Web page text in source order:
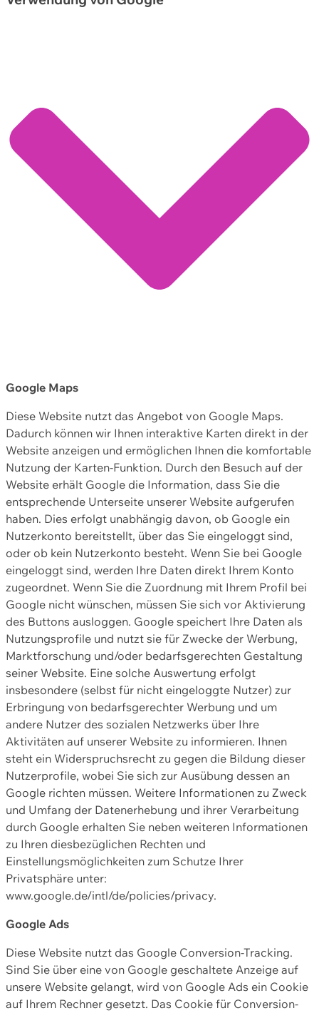
Google Maps
Diese Website nutzt das Angebot von Google Maps.
Dadurch können wir Ihnen interaktive Karten direkt in der
Website anzeigen und ermöglichen Ihnen die komfortable
Nutzung der Karten-Funktion. Durch den Besuch auf der
Website erhält Google die Information, dass Sie die
entsprechende Unterseite unserer Website aufgerufen
haben. Dies erfolgt unabhängig davon, ob Google ein
Nutzerkonto bereitstellt, über das Sie eingeloggt sind,
oder ob kein Nutzerkonto besteht. Wenn Sie bei Google
eingeloggt sind, werden Ihre Daten direkt Ihrem Konto
zugeordnet. Wenn Sie die Zuordnung mit Ihrem Profil bei
Google nicht wünschen, müssen Sie sich vor Aktivierung
des Buttons ausloggen. Google speichert Ihre Daten als
Nutzungsprofile und nutzt sie für Zwecke der Werbung,
Marktforschung und/oder bedarfsgerechten Gestaltung
seiner Website. Eine solche Auswertung erfolgt
insbesondere (selbst für nicht eingeloggte Nutzer) zur
Erbringung von bedarfsgerechter Werbung und um
andere Nutzer des sozialen Netzwerks über Ihre
Aktivitäten auf unserer Website zu informieren. Ihnen
steht ein Widerspruchsrecht zu gegen die Bildung dieser
Nutzerprofile, wobei Sie sich zur Ausübung dessen an
Google richten müssen. Weitere Informationen zu Zweck
und Umfang der Datenerhebung und ihrer Verarbeitung
durch Google erhalten Sie neben weiteren Informationen
zu Ihren diesbezüglichen Rechten und
Einstellungsmöglichkeiten zum Schutze Ihrer
Privatsphäre unter:
www.google.de/intl/de/policies/privacy.
Google Ads
Diese Website nutzt das Google Conversion-Tracking.
Sind Sie über eine von Google geschaltete Anzeige auf
unsere Website gelangt, wird von Google Ads ein Cookie
auf Ihrem Rechner gesetzt. Das Cookie für Conversion-